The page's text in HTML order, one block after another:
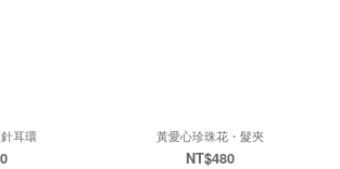
耳環 黃愛心珍珠花・髮夾
NT$480